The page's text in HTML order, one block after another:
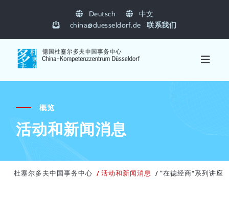
Deutsch
中文
china@duesseldorf.de 联系我们
概览
活动和新闻消息
杜塞尔多夫中国事务中心 活动和新闻消息 “在德经商”系列讲座